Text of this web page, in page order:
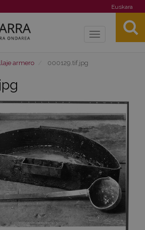
Euskara
Toggle
armero 000129.tif.jpg